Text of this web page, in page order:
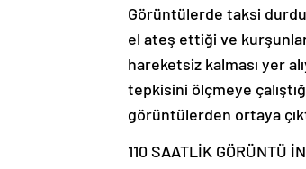
Görüntülerde taksi
el ateş ettiği ve
hareketsiz kalması yer
tepkisini ölçmeye
görüntülerden ortaya
110 SAATLİK GÖRÜNTÜ